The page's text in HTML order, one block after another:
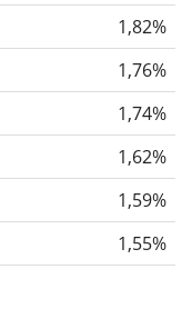
1,82%
1,76%
1,74%
1,62%
1,59%
1,55%